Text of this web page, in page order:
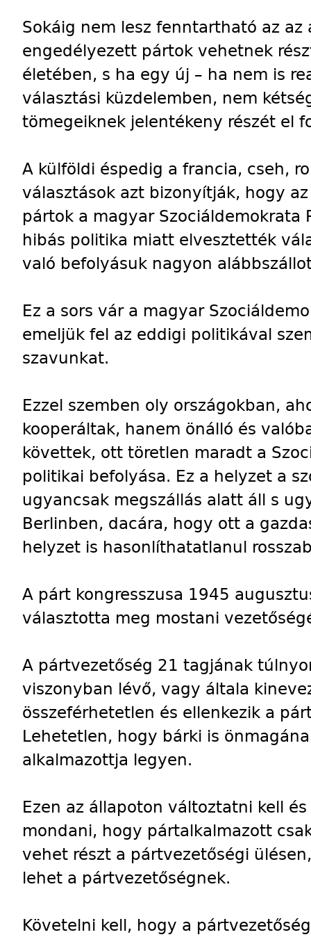
Sokáig nem lesz fenntartható az az
engedélyezett pártok vehetnek
életében, s ha egy új – ha nem is
választási küzdelemben, nem
tömegeiknek jelentékeny részét el
A külföldi éspedig a francia, cseh,
választások azt bizonyítják, hogy
pártok a magyar Szociáldemokrata
hibás politika miatt elvesztették
való befolyásuk nagyon
Ez a sors vár a magyar
emeljük fel az eddigi politikával
szavunkat.
Ezzel szemben oly országokban,
kooperáltak, hanem önálló és
követtek, ott töretlen maradt a
politikai befolyása. Ez a helyzet a
ugyancsak megszállás alatt áll s
Berlinben, dacára, hogy ott a
helyzet is hasonlíthatatlanul
A párt kongresszusa 1945
választotta meg mostani
A pártvezetőség 21 tagjának
viszonyban lévő, vagy általa
összeférhetetlen és ellenkezik a
Lehetetlen, hogy bárki is
alkalmazottja legyen.
Ezen az állapoton változtatni kell
mondani, hogy pártalkalmazott
vehet részt a pártvezetőségi
lehet a pártvezetőségnek.
Követelni kell, hogy a